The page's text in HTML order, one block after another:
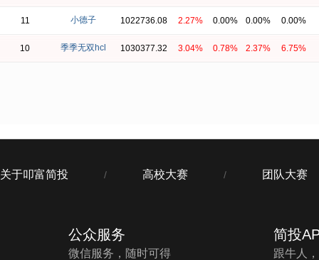
11 小德子 1022736.08 2.27% 0.00% 0.00% 0.00%
10 季季无双hcl 1030377.32 3.04% 0.78% 2.37% 6.75%
关于叩富简投 / 高校大赛 / 团队大赛
公众服务
微信服务，随时可得
简投
跟牛人